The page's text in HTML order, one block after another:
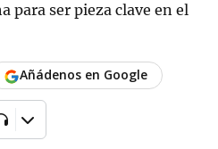
para ser pieza clave en el
Añádenos en Google